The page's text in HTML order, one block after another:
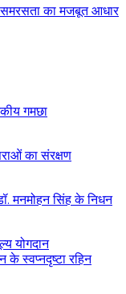
का मजबूत आधार
गमछा
का संरक्षण
मनमोहन सिंह के निधन
के स्वप्नदृष्टा रहिन